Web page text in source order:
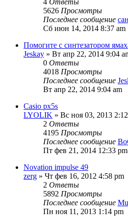
5626 Просмотры
Последнее сообщение
Сб июн 14, 2014 8:37 am
Помогите с синтезатором
Jeskay » Вт апр 22, 2014 9:04
0 Ответы
4018 Просмотры
Последнее сообщение
Вт апр 22, 2014 9:04 am
Casio px5s
LYOLIK » Вс ноя 03, 2013
2 Ответы
4195 Просмотры
Последнее сообщение
Пт фев 21, 2014 12:33 pm
Novation impulse 49
zerg » Чт фев 16, 2012 4:58 pm
2 Ответы
5892 Просмотры
Последнее сообщение
Пн ноя 11, 2013 1:14 pm